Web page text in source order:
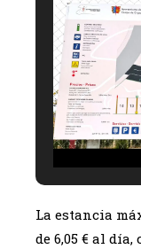
La estancia
de 6,05 € al